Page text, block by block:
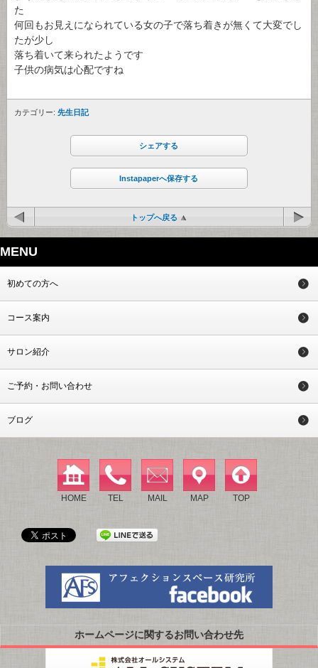
た
何回もお見えになられている女の子で落ち着きが無くて大変でし
たが少し
落ち着いて来られたようです
子供の病気は心配ですね
カテゴリー: 先生日記
シェアする
Instapaperへ保存する
トップへ戻る
MENU
初めての方へ
コース案内
サロン紹介
ご予約・お問い合わせ
ブログ
HOME TEL MAIL MAP TOP
ホームページに関するお問い合わせ先